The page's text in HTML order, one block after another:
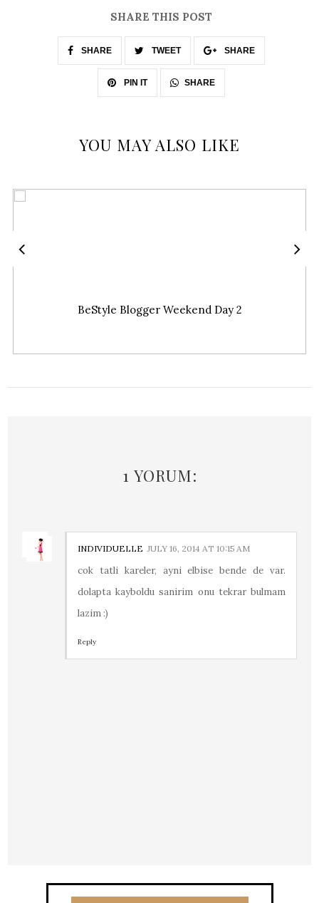
SHARE THIS POST
SHARE TWEET SHARE
PIN IT SHARE
YOU MAY ALSO LIKE
BeStyle Blogger Weekend Day 2
1 YORUM:
INDIVIDUELLE JULY 16, 2014 AT 10:15 AM
cok tatli kareler, ayni elbise bende de var.
dolapta kayboldu sanirim onu tekrar bulmam
lazim :)
Reply